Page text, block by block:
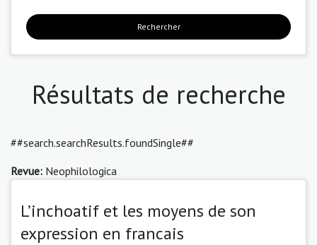
Rechercher
Résultats de recherche
##search.searchResults.foundSingle##
Revue: Neophilologica
L’inchoatif et les moyens de son
expression en francais